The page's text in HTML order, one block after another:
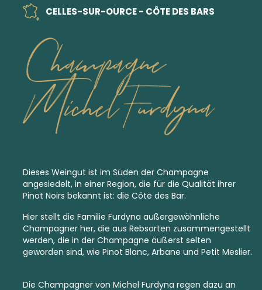
CELLES-SUR-OURCE - CÔTE DES BARS
Champagne
Michel Furdyna
Dieses Weingut ist im Süden der Champagne
angesiedelt, in einer Region, die für die Qualität ihrer
Pinot Noirs bekannt ist: die Côte des Bar.
Hier stellt die Familie Furdyna außergewöhnliche
Champagner her, die aus Rebsorten zusammengestellt
werden, die in der Champagne äußerst selten
geworden sind, wie Pinot Blanc, Arbane und Petit Meslier.
Die Champagner von Michel Furdyna regen dazu an